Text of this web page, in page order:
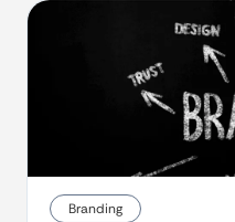
Branding